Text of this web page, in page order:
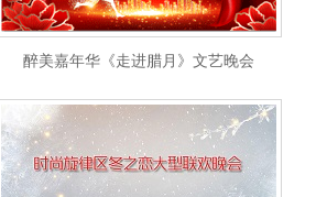
醉美嘉年华《走进腊月》文艺晚会